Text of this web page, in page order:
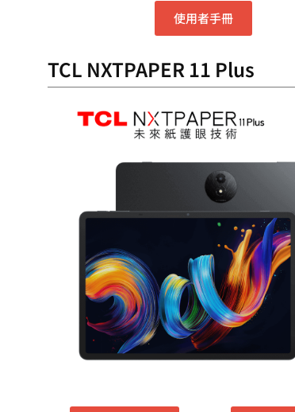
使用者手冊
TCL NXTPAPER 11 Plus